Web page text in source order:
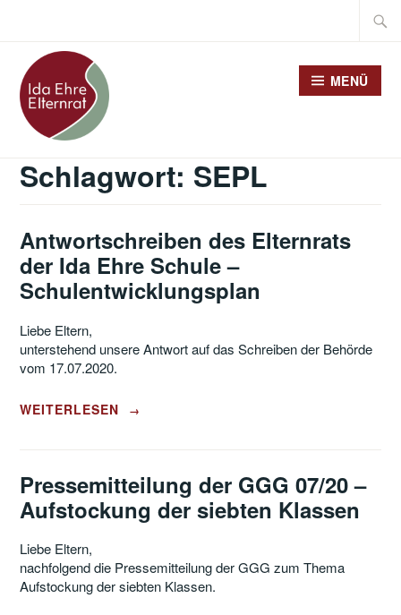
springen
Suche
MENÜ
Schlagwort: SEPL
Antwortschreiben des Elternrats
der Ida Ehre Schule –
Schulentwicklungsplan
Liebe Eltern,
unterstehend unsere Antwort auf das Schreiben der Behörde
vom 17.07.2020.
„ANTWORTSCHREIBEN
IDA
EHRE
SCHULE
SCHULENTWICKLUNGSPLAN“
WEITERLESEN →
Pressemitteilung der GGG 07/20 –
Aufstockung der siebten Klassen
Liebe Eltern,
nachfolgend die Pressemitteilung der GGG zum Thema
Aufstockung der siebten Klassen.